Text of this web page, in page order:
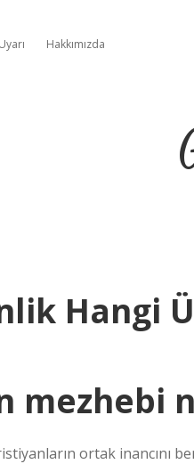
Hakkımızda
Hangi
mezhebi
ortak inancını